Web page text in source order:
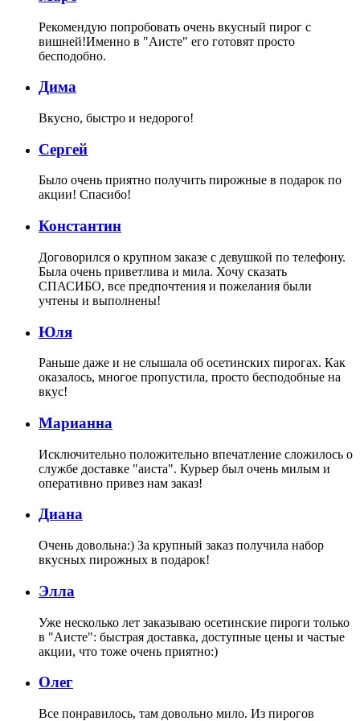
Рекомендую попробовать очень вкусный пирог с
вишней!Именно в "Аисте" его готовят просто
бесподобно.
Дима
Вкусно, быстро и недорого!
Сергей
Было очень приятно получить пирожные в подарок по
акции! Спасибо!
Константин
Договорился о крупном заказе с девушкой по телефону.
Была очень приветлива и мила. Хочу сказать
СПАСИБО, все предпочтения и пожелания были
учтены и выполнены!
Юля
Раньше даже и не слышала об осетинских пирогах. Как
оказалось, многое пропустила, просто бесподобные на
вкус!
Марианна
Исключительно положительно впечатление сложилось о
службе доставке "аиста". Курьер был очень милым и
оперативно привез нам заказ!
Диана
Очень довольна:) За крупный заказ получила набор
вкусных пирожных в подарок!
Элла
Уже несколько лет заказываю осетинские пироги только
в "Аисте": быстрая доставка, доступные цены и частые
акции, что тоже очень приятно:)
Олег
Все понравилось, там довольно мило. Из пирогов